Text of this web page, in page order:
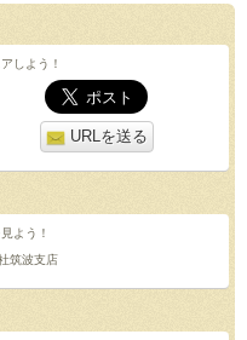
しよう！
URLを送る
よう！